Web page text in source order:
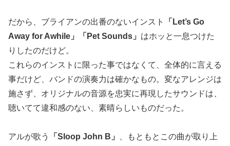
だから、ブライアンの出番のないインスト
「Let’s Go
Away for Awhile」「Pet Sounds」 はホッと一息つけた
りしたのだけど。
これらのインストに限った事ではなくて、全体的に言える
事だけど、バンドの演奏力は確かなもの。変なアレンジは
施さず、オリジナルの音源を忠実に再現したサウンドは、
聴いてて違和感のない、素晴らしいものだった。
アルが歌う 「Sloop John B」
、もともとこの曲が取り上